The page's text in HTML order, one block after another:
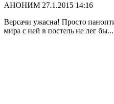
АНОНИМ 27.1.2015 14:16
Версачи ужасна! Просто
мира с ней в постель не лег